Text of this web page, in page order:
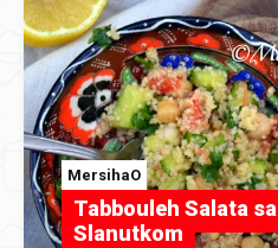
MersihaO
Tabbouleh Salata sa
Slanutkom